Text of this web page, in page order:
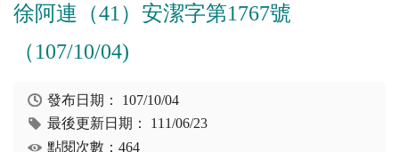
徐阿連（41）安潔字第1767號
（107/10/04)
發布日期： 107/10/04
最後更新日期： 111/06/23
點閱次數：464